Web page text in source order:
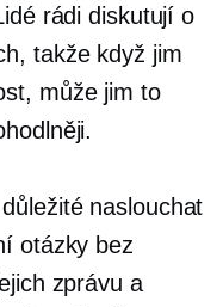
rádi diskutují o
takže když jim
může jim to
naslouchat
otázky bez
zprávu a